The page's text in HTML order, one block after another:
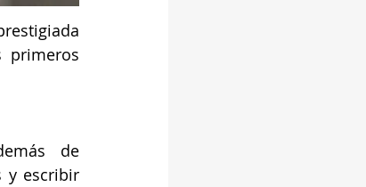
primeros
de
y escribir